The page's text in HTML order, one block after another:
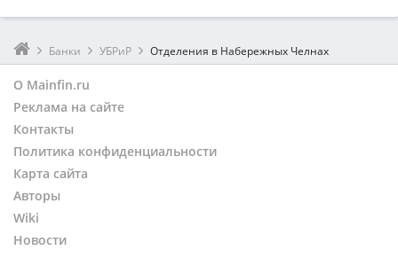
Банки УБРиР Отделения в Набережных Челнах
О Mainfin.ru
Реклама на сайте
Контакты
Политика конфиденциальности
Карта сайта
Авторы
Wiki
Новости